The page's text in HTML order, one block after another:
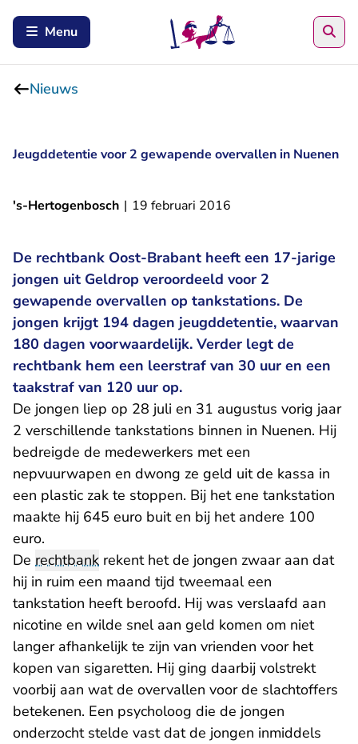
Menu
Nieuws
Jeugddetentie voor 2 gewapende overvallen in Nuenen
's-Hertogenbosch | 19 februari 2016
De rechtbank Oost-Brabant heeft een 17-jarige
jongen uit Geldrop veroordeeld voor 2
gewapende overvallen op tankstations. De
jongen krijgt 194 dagen jeugddetentie, waarvan
180 dagen voorwaardelijk. Verder legt de
rechtbank hem een leerstraf van 30 uur en een
taakstraf van 120 uur op.
De jongen liep op 28 juli en 31 augustus vorig jaar
2 verschillende tankstations binnen in Nuenen. Hij
bedreigde de medewerkers met een
nepvuurwapen en dwong ze geld uit de kassa in
een plastic zak te stoppen. Bij het ene tankstation
maakte hij 645 euro buit en bij het andere 100
euro.
De rechtbank rekent het de jongen zwaar aan dat
hij in ruim een maand tijd tweemaal een
tankstation heeft beroofd. Hij was verslaafd aan
nicotine en wilde snel aan geld komen om niet
langer afhankelijk te zijn van vrienden voor het
kopen van sigaretten. Hij ging daarbij volstrekt
voorbij aan wat de overvallen voor de slachtoffers
betekenen. Een psycholoog die de jongen
onderzocht stelde vast dat de jongen inmiddels